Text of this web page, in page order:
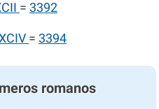
= 3392
= 3394
romanos